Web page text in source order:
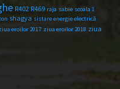
R402 R469 raja sabie scoala 1
shagya sistare energie electrică
eroilor 2017 ziua eroilor 2018 ziua